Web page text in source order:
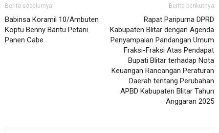
Berita sebelumya
Babinsa Koramil 10/Ambuten
Koptu Benny Bantu Petani
Panen Cabe
Berita berikutnya
Rapat Paripurna DPRD
Kabupaten Blitar dengan Agenda
Penyampaian Pandangan Umum
Fraksi-Fraksi Atas Pendapat
Bupati Blitar terhadap Nota
Keuangan Rancangan Peraturan
Daerah tentang Perubahan
APBD Kabupaten Blitar Tahun
Anggaran 2025